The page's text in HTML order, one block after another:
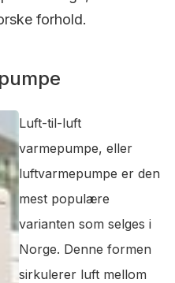
forhold.
Luft-til-luft
varmepumpe, eller
luftvarmepumpe er den
mest populære
varianten som selges i
Norge. Denne formen
sirkulerer luft mellom